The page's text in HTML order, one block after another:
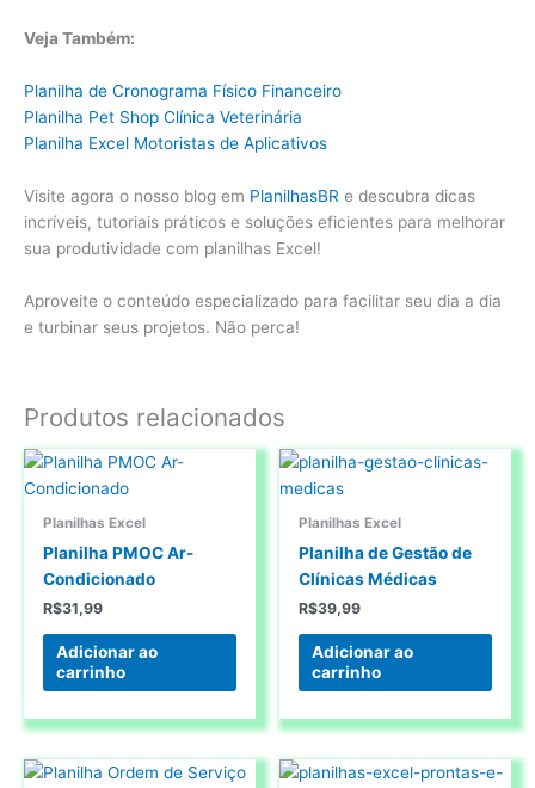
Veja Também:
Planilha de Cronograma Físico Financeiro
Planilha Pet Shop Clínica Veterinária
Planilha Excel Motoristas de Aplicativos
Visite agora o nosso blog em PlanilhasBR e descubra dicas
incríveis, tutoriais práticos e soluções eficientes para melhorar
sua produtividade com planilhas Excel!
Aproveite o conteúdo especializado para facilitar seu dia a dia
e turbinar seus projetos. Não perca!
Produtos relacionados
Planilhas Excel
Planilha PMOC Ar-
Condicionado
R$31,99
Adicionar ao
carrinho
Planilhas Excel
Planilha de Gestão de
Clínicas Médicas
R$39,99
Adicionar ao
carrinho